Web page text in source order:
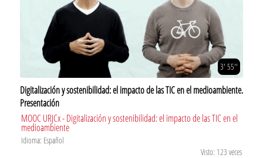
3' 55''
Digitalización y sostenibilidad: el impacto de las TIC en el medioambiente.
Presentación
MOOC URJCx - Digitalización y sostenibilidad: el impacto de las TIC en el
medioambiente
Idioma: Español
Visto: 123 veces